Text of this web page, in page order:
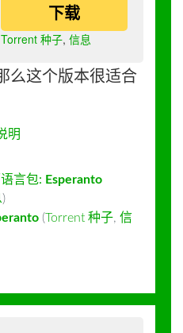
下载
Torrent 种子, 信息
么这个版本很适合
明
言包: Esperanto
)
(Torrent 种子, 信